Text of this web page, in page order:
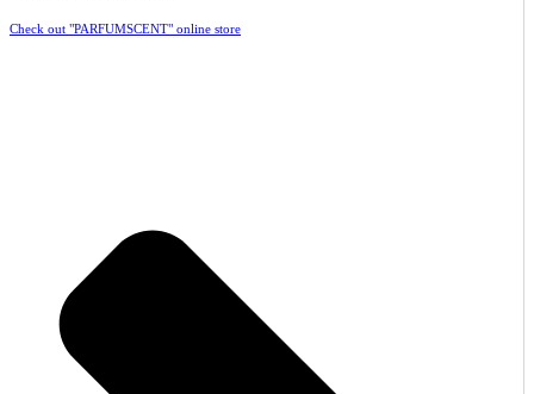
Check out "PARFUMSCENT" online store